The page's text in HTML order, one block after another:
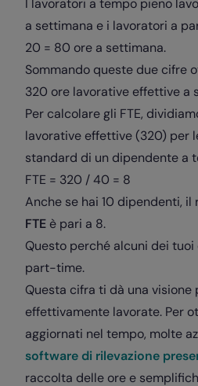
I lavoratori a tempo pieno
a settimana e i lavoratori a
20 = 80 ore a settimana.
Sommando queste due cifre
320 ore lavorative effettive a
Per calcolare gli FTE,
lavorative effettive (320) per
standard di un dipendente a
FTE = 320 / 40 = 8
Anche se hai 10 dipendenti, il
FTE è pari a 8.
Questo perché alcuni dei
part-time.
Questa cifra ti dà una
effettivamente lavorate. Per
aggiornati nel tempo, molte
software di rilevazione
raccolta delle ore e